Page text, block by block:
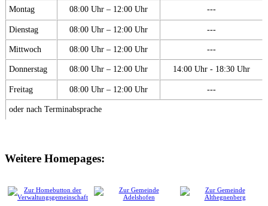
Montag 08:00 Uhr – 12:00 Uhr ---
Dienstag 08:00 Uhr – 12:00 Uhr ---
Mittwoch 08:00 Uhr – 12:00 Uhr ---
Donnerstag 08:00 Uhr – 12:00 Uhr 14:00 Uhr - 18:30 Uhr
Freitag 08:00 Uhr – 12:00 Uhr ---
oder nach Terminabsprache
Weitere Homepages: